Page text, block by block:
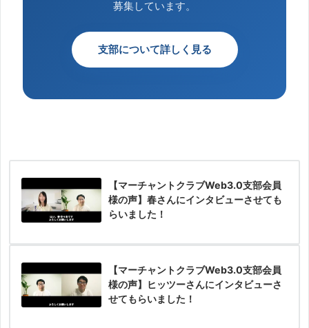
募集しています。
支部について詳しく見る
【マーチャントクラブWeb3.0支部会員
様の声】春さんにインタビューさせても
らいました！
【マーチャントクラブWeb3.0支部会員
様の声】ヒッツーさんにインタビューさ
せてもらいました！